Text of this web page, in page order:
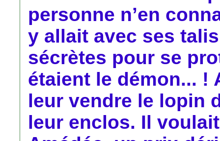
personne n’en
y allait avec ses
sécrètes pour se
étaient le démon... !
leur vendre le lopin
leur enclos. Il